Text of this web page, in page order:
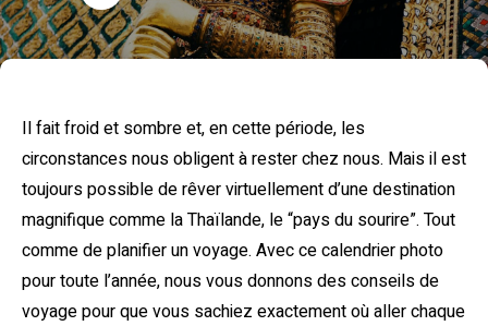
Il fait froid et sombre et, en cette période, les
circonstances nous obligent à rester chez nous. Mais il est
toujours possible de rêver virtuellement d’une destination
magnifique comme la Thaïlande, le “pays du sourire”. Tout
comme de planifier un voyage. Avec ce calendrier photo
pour toute l’année, nous vous donnons des conseils de
voyage pour que vous sachiez exactement où aller chaque